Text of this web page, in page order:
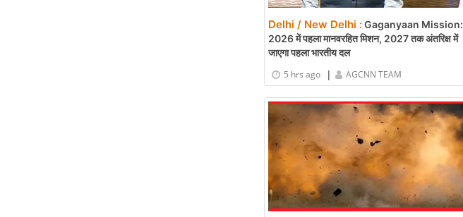
Delhi / New Delhi :Gaganyaan Mission:
2026 में पहला मानवरहित मिशन, 2027 तक अंतरिक्ष में
जाएगा पहला भारतीय दल
5 hrs ago
| AGCNN TEAM